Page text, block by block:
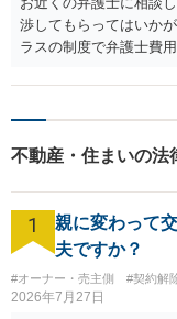
渉してもらってはいか
ラスの制度で弁護士費
不動産・住まいの法
1
親に変わって
夫ですか？
#オーナー・売主側 #契約解
2026年7月27日